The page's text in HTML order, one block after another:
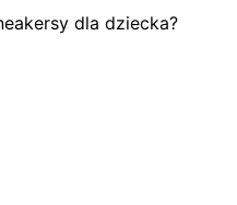
dla dziecka?